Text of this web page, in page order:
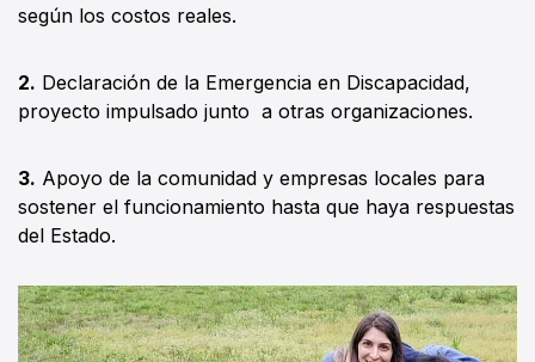
según los costos reales.
2. Declaración de la Emergencia en Discapacidad,
proyecto impulsado junto a otras organizaciones.
3. Apoyo de la comunidad y empresas locales para
sostener el funcionamiento hasta que haya respuestas
del Estado.